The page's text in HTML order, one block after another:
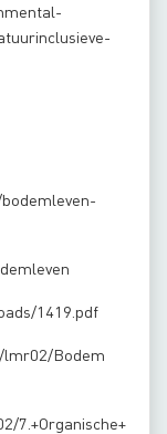
1419.pdf
lmr02/Bodem
7.+Organische+